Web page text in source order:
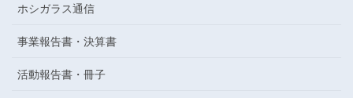
ホシガラス通信
事業報告書・決算書
活動報告書・冊子